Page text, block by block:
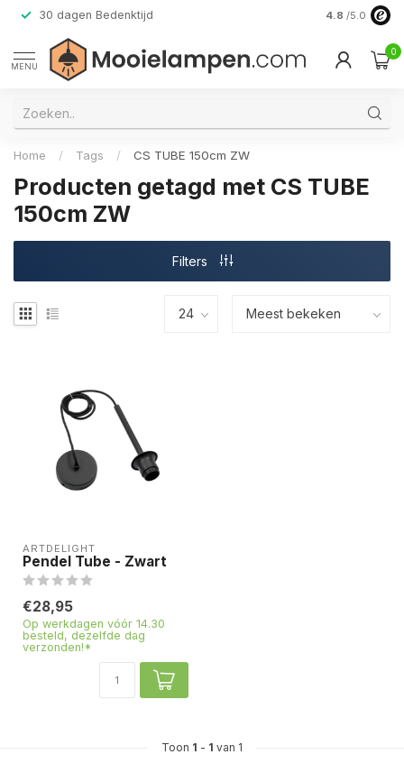
30 dagen Bedenktijd Verzending
4.8 /5.0
MENU
0
Home / Tags / CS TUBE 150cm ZW
Producten getagd met CS TUBE
150cm ZW
Filters
ARTDELIGHT
Pendel Tube - Zwart
€28,95
Op werkdagen vóór 14.30
besteld, dezelfde dag
verzonden!*
Toon 1 - 1 van 1